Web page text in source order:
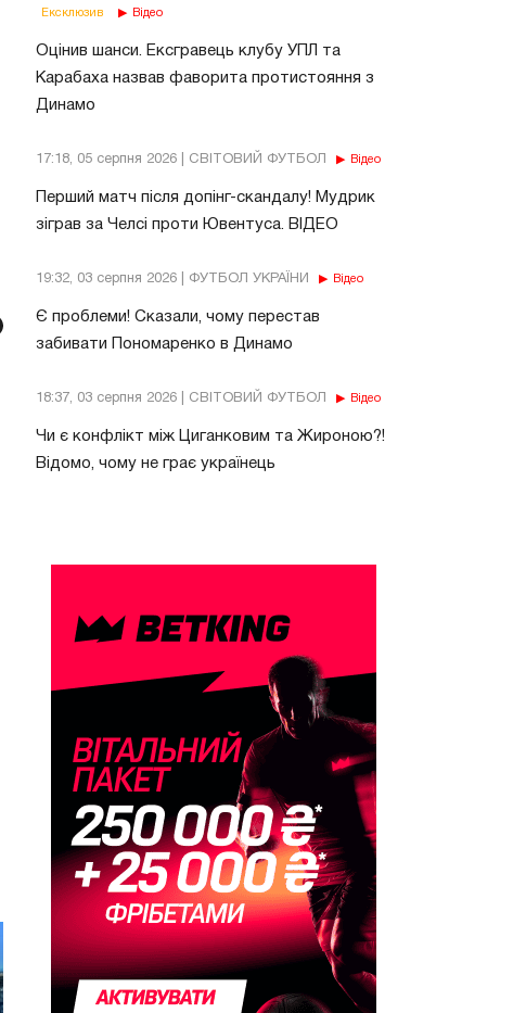
Ексклюзив Відео
Оцінив шанси. Ексгравець клубу УПЛ та
Карабаха назвав фаворита протистояння з
Динамо
17:18, 05 серпня 2026 | СВІТОВИЙ ФУТБОЛ Відео
Перший матч після допінг-скандалу! Мудрик
зіграв за Челсі проти Ювентуса. ВІДЕО
19:32, 03 серпня 2026 | ФУТБОЛ УКРАЇНИ Відео
Є проблеми! Сказали, чому перестав
забивати Пономаренко в Динамо
18:37, 03 серпня 2026 | СВІТОВИЙ ФУТБОЛ Відео
Чи є конфлікт між Циганковим та Жироною?!
Відомо, чому не грає українець